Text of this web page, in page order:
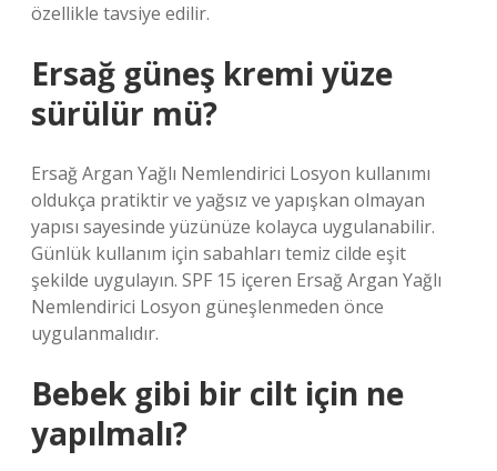
özellikle tavsiye edilir.
Ersağ güneş kremi yüze
sürülür mü?
Ersağ Argan Yağlı Nemlendirici Losyon kullanımı
oldukça pratiktir ve yağsız ve yapışkan olmayan
yapısı sayesinde yüzünüze kolayca uygulanabilir.
Günlük kullanım için sabahları temiz cilde eşit
şekilde uygulayın. SPF 15 içeren Ersağ Argan Yağlı
Nemlendirici Losyon güneşlenmeden önce
uygulanmalıdır.
Bebek gibi bir cilt için ne
yapılmalı?